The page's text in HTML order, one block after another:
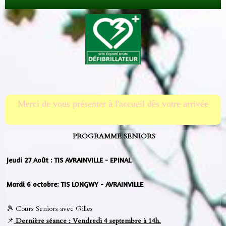
PROGRAMME SENIORS
Jeudi 27 Août : TIS AVRAINVILLE - EPINAL
Mardi 6 octobre: TIS LONGWY - AVRAINVILLE
🎾 Cours Seniors avec Gilles
📌 Dernière séance : Vendredi 4 septembre à 14h.